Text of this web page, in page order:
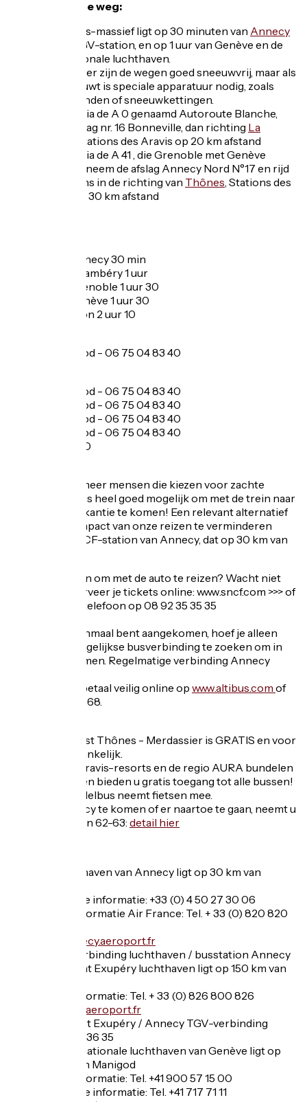
Toegang via de weg:
Het Aravis-massief ligt op 30 minuten van Annecy
en het TGV-station, en op 1 uur van Genève en de
internationale luchthaven.
In de winter zijn de wegen goed sneeuwvrij, maar als
het sneeuwt is speciale apparatuur nodig, zoals
winterbanden of sneeuwkettingen.
Aanslag via de A 0 genaamd Autoroute Blanche,
neem afslag nr. 16 Bonneville, dan richting La
, Stations des Aravis op 20 km afstand
Aanslag via de A 41 , die Grenoble met Genève
verbindt, neem de afslag Annecy Nord N°17 en rijd
vervolgens in de richting van Thônes, Stations des
Aravis op 30 km afstand
Vanaf Annecy 30 min
Vanaf Chambéry 1 uur
Vanaf Grenoble 1 uur 30
Vanaf Genève 1 uur 30
Vanaf Lyon 2 uur 10
Taxi n°1 Manigod - 06 75 04 83 40
Taxi n°1 Manigod - 06 75 04 83 40
Taxi n°1 Manigod - 06 75 04 83 40
Taxi n°1 Manigod - 06 75 04 83 40
Taxi n°1 Manigod - 06 75 04 83 40
. 06 75 04 83 40
Er zijn steeds meer mensen die kiezen voor zachte
mobiliteit. Het is heel goed mogelijk om met de trein naar
Manigod op vakantie te komen! Een relevant alternatief
om de totale impact van onze reizen te verminderen
dankzij het SNCF-station van Annecy, dat op 30 km van
Heeft u geen zin om met de auto te reizen? Wacht niet
langer en reserveer je tickets online: www.sncf.com >>> of
reserveer per telefoon op 08 92 35 35 35
Wanneer je eenmaal bent aangekomen, hoef je alleen
nog maar de dagelijkse busverbinding te zoeken om in
Manigod te komen. Regelmatige verbinding Annecy
Reserveer en betaal veilig online op www.altibus.com of
op 0 820 320 368.
De pendeldienst Thônes - Merdassier is GRATIS en voor
iedereen toegankelijk.
De CCVT, de Aravis-resorts en de regio AURA bundelen
hun krachten en bieden u gratis toegang tot alle bussen!
Let op: de pendelbus neemt fietsen mee.
Om naar Annecy te komen of er naartoe te gaan, neemt u
de betalende lijn 62-63: detail hier
De luchthaven van Annecy ligt op 30 km van
Algemene informatie: +33 (0) 4 50 27 30 06
Vluchtinformatie Air France: Tel. + 33 (0) 820 820
www.annecy.aeroport.fr
-->Busverbinding luchthaven / busstation Annecy
Lyon Saint Exupéry luchthaven ligt op 150 km van
Vluchtinformatie: Tel. + 33 (0) 826 800 826
www.lyon.aeroport.fr
-->Lyon St Exupéry / Annecy TGV-verbinding
SNCF op 36 35
De internationale luchthaven van Genève ligt op
50 km van Manigod
Vluchtinformatie: Tel. +41 900 57 15 00
Algemene informatie: Tel. +41 717 71 11